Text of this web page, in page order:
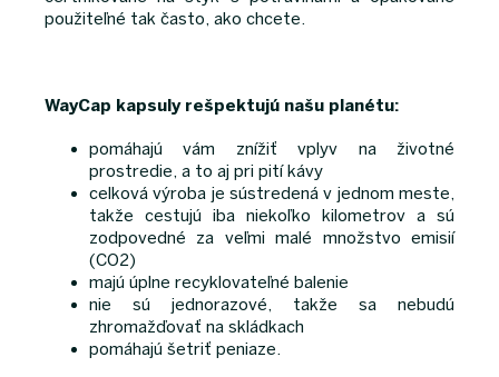
použiteľné tak často, ako chcete.
WayCap kapsuly rešpektujú našu planétu:
pomáhajú vám znížiť vplyv na životné
prostredie, a to aj pri pití kávy
celková výroba je sústredená v jednom meste,
takže cestujú iba niekoľko kilometrov a sú
zodpovedné za veľmi malé množstvo emisií
(CO2)
majú úplne recyklovateľné balenie
nie sú jednorazové, takže sa nebudú
zhromažďovať na skládkach
pomáhajú šetriť peniaze.